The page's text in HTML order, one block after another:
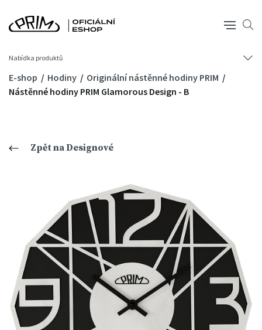
Nabídka produktů
E-shop Hodiny
Originální nástěnné hodiny PRIM
Nástěnné hodiny PRIM Glamorous Design - B
Zpět na Designové